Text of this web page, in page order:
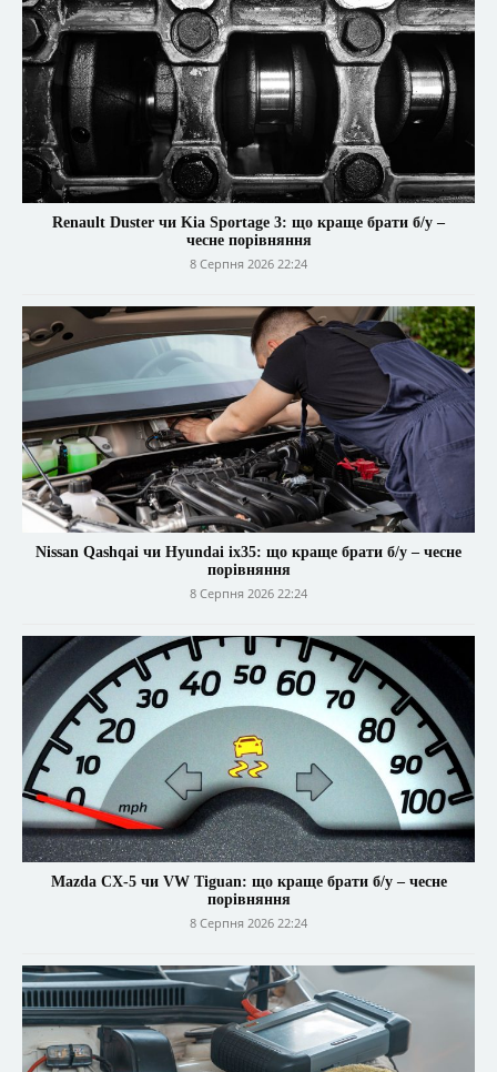
Renault Duster чи Kia Sportage 3: що краще брати б/у –
чесне порівняння
8 Серпня 2026 22:24
Nissan Qashqai чи Hyundai ix35: що краще брати б/у – чесне
порівняння
8 Серпня 2026 22:24
Mazda CX-5 чи VW Tiguan: що краще брати б/у – чесне
порівняння
8 Серпня 2026 22:24